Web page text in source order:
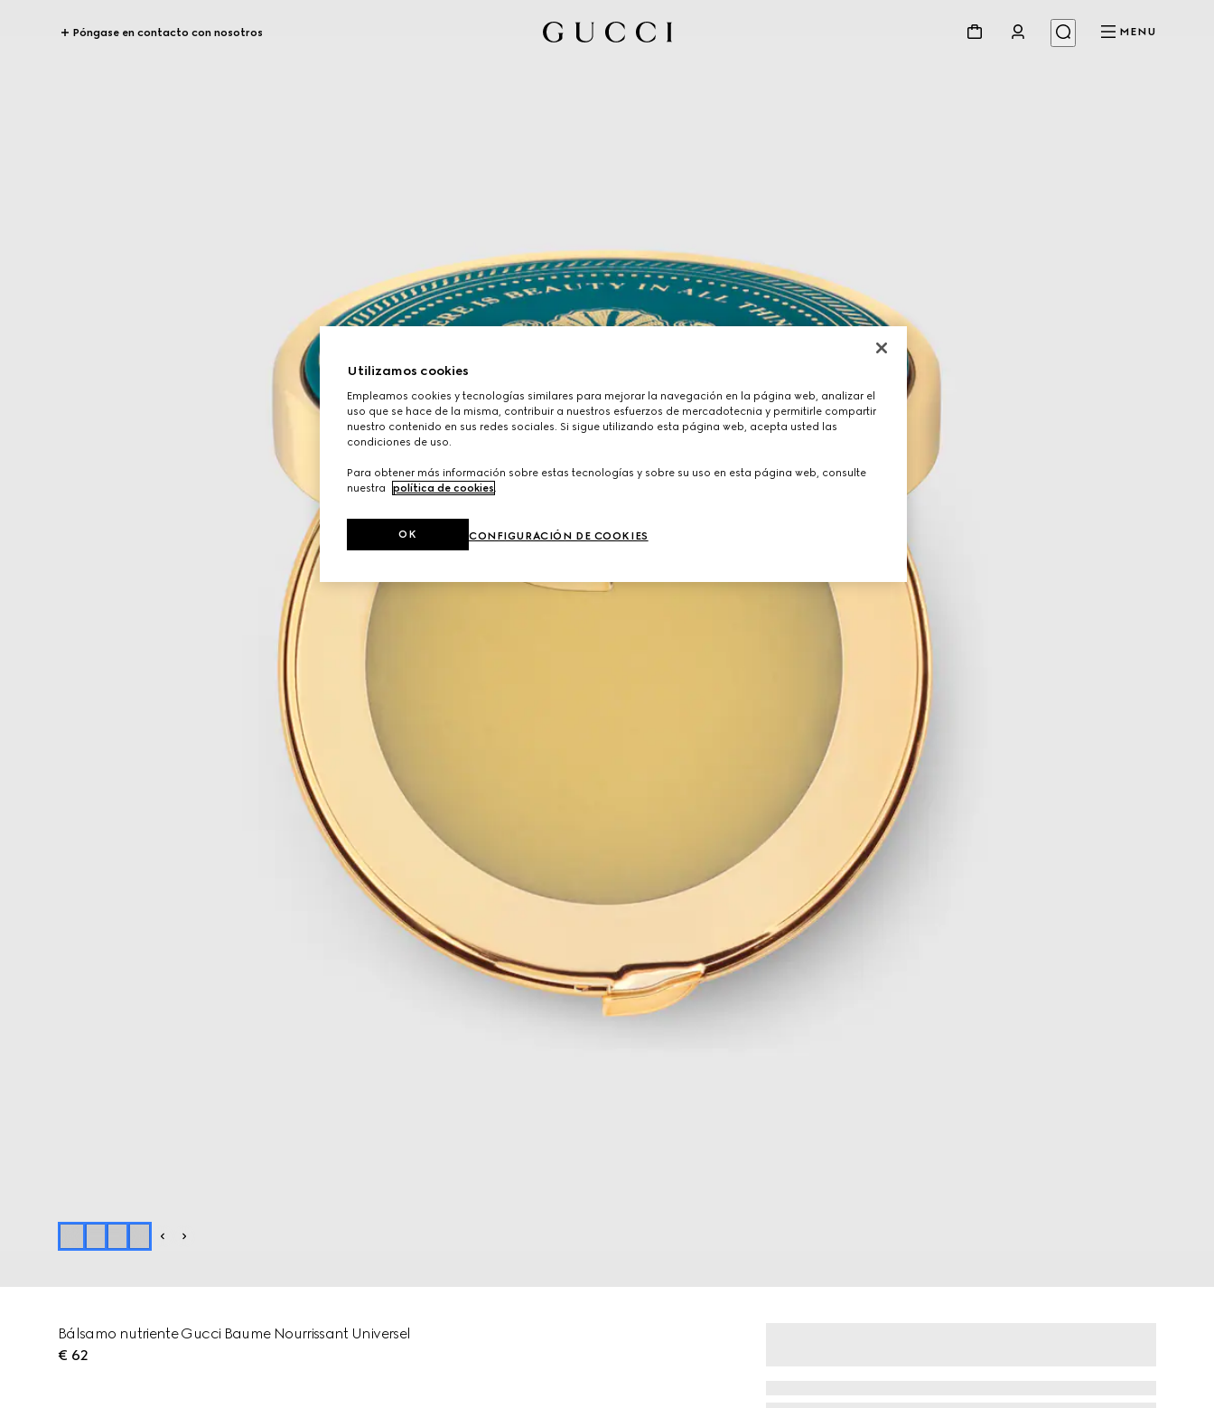
Póngase en contacto con nosotros MENU
Bálsamo nutriente Gucci Baume Nourrissant Universel
€ 62
Utilizamos cookies
Empleamos cookies y tecnologías similares para mejorar la navegación en la página web, analizar el
uso que se hace de la misma, contribuir a nuestros esfuerzos de mercadotecnia y permitirle compartir
nuestro contenido en sus redes sociales. Si sigue utilizando esta página web, acepta usted las
condiciones de uso.
Para obtener más información sobre estas tecnologías y sobre su uso en esta página web, consulte
nuestra
política de cookies.
CONFIGURACIÓN DE COOKIES
OK